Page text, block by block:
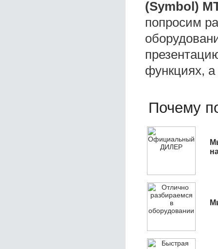
(Symbol)
попросим
функциях,
Почему